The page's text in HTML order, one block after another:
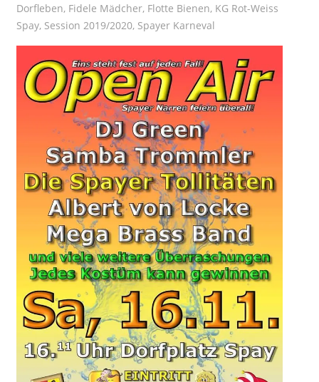
Dorfleben, Fidele Mädcher, Flotte Bienen, KG Rot-Weiss
Spay, Session 2019/2020, Spayer Karneval